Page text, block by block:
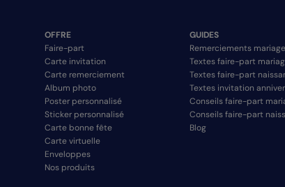
OFFRE
Faire-part
Carte invitation
Carte remerciement
Album photo
Poster personnalisé
Sticker personnalisé
Carte bonne fête
Carte virtuelle
Enveloppes
Nos produits
GUIDES
Remerciements mariage
Textes faire-part
Textes faire-part
Textes invitation
Conseils faire-part
Conseils faire-part
Blog